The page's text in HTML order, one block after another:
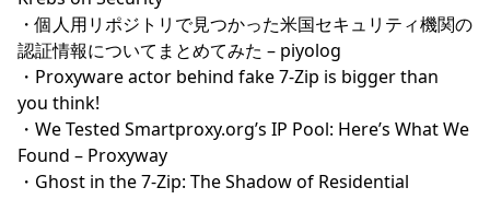
・個人用リポジトリで見つかった米国セキュリティ機関の
認証情報についてまとめてみた – piyolog
・ Proxyware actor behind fake 7-Zip is bigger than
you think!
・ We Tested Smartproxy.org’s IP Pool: Here’s What We
Found – Proxyway
・ Ghost in the 7‑Zip: The Shadow of Residential